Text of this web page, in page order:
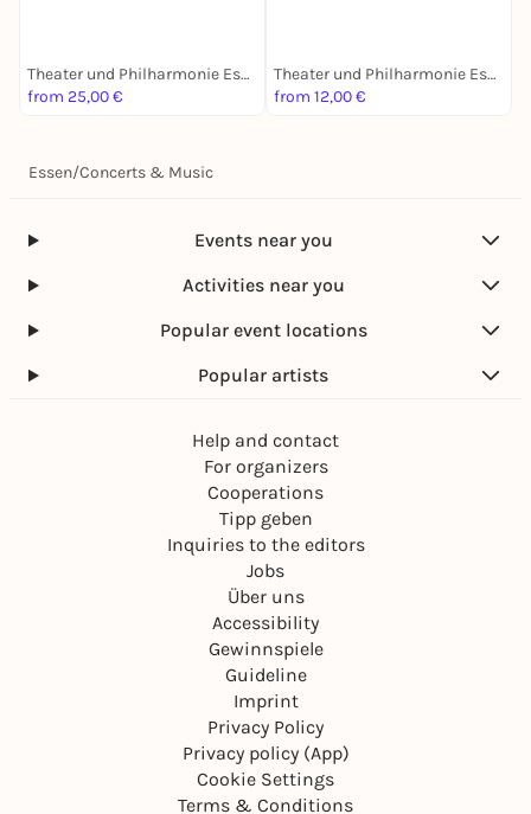
Theater und Philharmonie Essen
from 25,00 €
Theater und Philharmonie Essen
from 12,00 €
Essen/Concerts & Music
Events near you
Activities near you
Popular event locations
Popular artists
Help and contact
For organizers
Cooperations
Tipp geben
Inquiries to the editors
Jobs
Über uns
Accessibility
Gewinnspiele
Guideline
Imprint
Privacy Policy
Privacy policy (App)
Cookie Settings
Terms & Conditions